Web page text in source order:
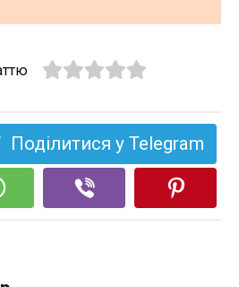
Поділитися у Telegram